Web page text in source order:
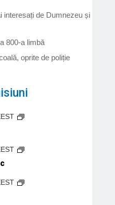
interesați de Dumnezeu și
800-a limbă
oprite de poliție